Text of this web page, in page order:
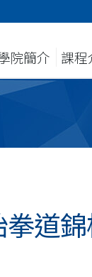
院簡介 課程
道